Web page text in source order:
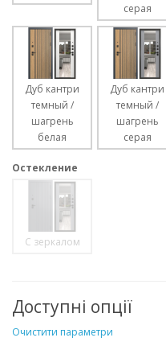
серая
Дуб кантри
темный /
шагрень
белая
Дуб кантри
темный /
шагрень
серая
Остекление
С зеркалом
Доступні опції
Очистити параметри